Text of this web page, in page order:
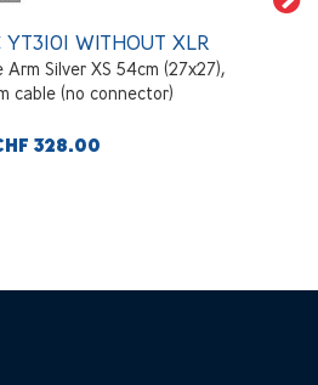
WITHOUT XLR
Arm Silver XS 54cm (27x27),
cable (no connector)
328.00